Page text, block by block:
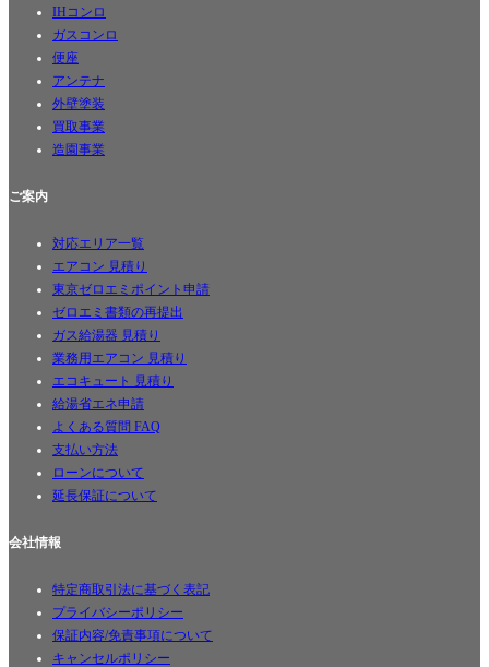
IHコンロ
ガスコンロ
便座
アンテナ
外壁塗装
買取事業
造園事業
ご案内
対応エリア一覧
エアコン 見積り
東京ゼロエミポイント申請
ゼロエミ書類の再提出
ガス給湯器 見積り
業務用エアコン 見積り
エコキュート 見積り
給湯省エネ申請
よくある質問 FAQ
支払い方法
ローンについて
延長保証について
会社情報
特定商取引法に基づく表記
プライバシーポリシー
保証内容/免責事項について
キャンセルポリシー